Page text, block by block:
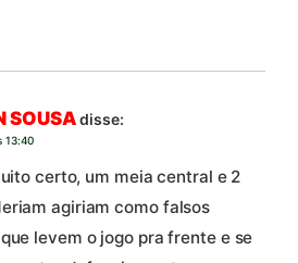
SOUSA disse:
13:40
certo, um meia central e 2
agiriam como falsos
levem o jogo pra frente e se